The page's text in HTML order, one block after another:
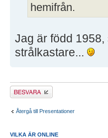
hemifrån.
Jag är född
strålkastare...
Besvara
Återgå till Presentationer
VILKA ÄR ONLINE